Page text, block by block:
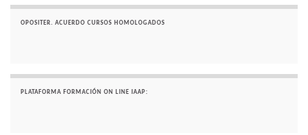
OPOSITER. ACUERDO CURSOS HOMOLOGADOS
PLATAFORMA FORMACIÓN ON LINE IAAP: